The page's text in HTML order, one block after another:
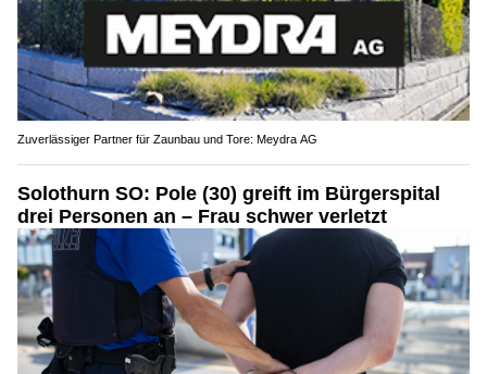
Zuverlässiger Partner für Zaunbau und Tore: Meydra AG
Solothurn SO: Pole (30) greift im Bürgerspital
drei Personen an – Frau schwer verletzt